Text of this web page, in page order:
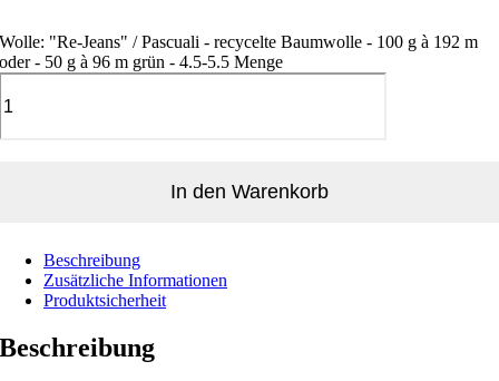
Wolle: "Re-Jeans" / Pascuali - recycelte Baumwolle - 100 g à 192 m
oder - 50 g à 96 m grün - 4.5-5.5 Menge
In den Warenkorb
Beschreibung
Zusätzliche Informationen
Produktsicherheit
Beschreibung